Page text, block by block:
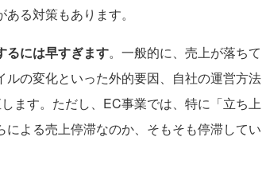
る対策もあります。
るには早すぎます。一般的に、売上が落ちて
の変化といった外的要因、自社の運営方法
ます。ただし、EC事業では、特に「立ち上
よる売上停滞なのか、そもそも停滞してい